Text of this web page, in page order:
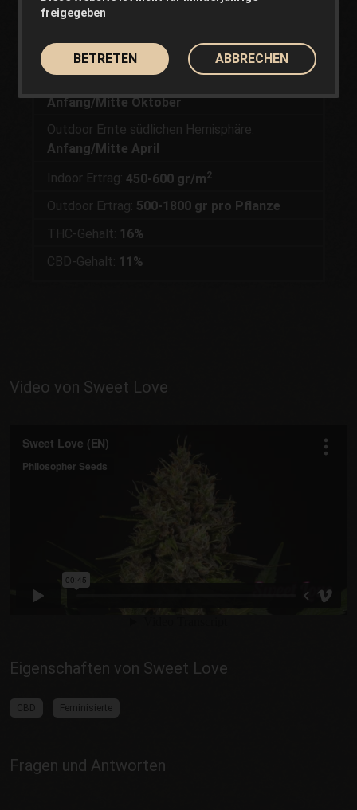
Indoor Blütezeit :
55-65 Tage
Anfang/Mitte Oktober
Outdoor Ernte südlichen Hemisphäre:
Anfang/Mitte April
Indoor Ertrag: 450-600 gr/m2
Outdoor Ertrag: 500-1800 gr pro Pflanze
THC-Gehalt: 16%
CBD-Gehalt: 11%
Video von Sweet Love
Eigenschaften von Sweet Love
CBD Feminisierte
Fragen und Antworten
freigegeben
BETRETEN ABBRECHEN